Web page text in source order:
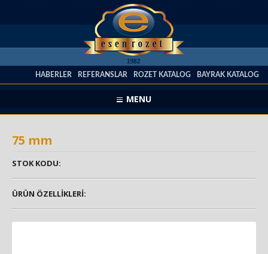
HABERLER REFERANSLAR ROZET KATALOG BAYRAK KATALOG
MENU
75 mm
STOK KODU:
ÜRÜN ÖZELLİKLERİ: